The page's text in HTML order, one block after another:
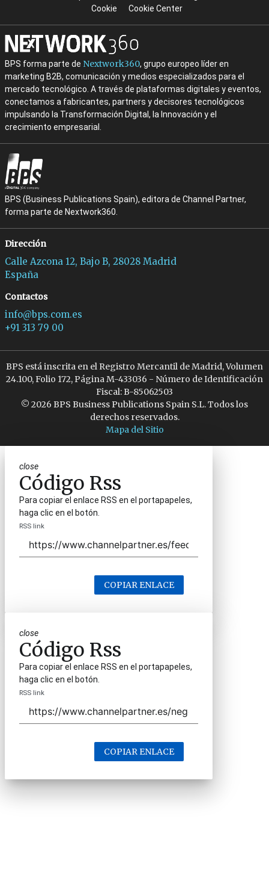
Cookie
Cookie Center
BPS forma parte de Nextwork360, grupo europeo líder en
marketing B2B, comunicación y medios especializados para el
mercado tecnológico. A través de plataformas digitales y eventos,
conectamos a fabricantes, partners y decisores tecnológicos
impulsando la Transformación Digital, la Innovación y el
crecimiento empresarial.
BPS (Business Publications Spain), editora de Channel Partner,
forma parte de Nextwork360.
Dirección
Calle Azcona 12, Bajo B, 28028 Madrid
España
Contactos
info@bps.com.es
+91 313 79 00
BPS está inscrita en el Registro Mercantil de Madrid, Volumen
24.100, Folio 172, Página M-433036 - Número de Identificación
Fiscal: B-85062503
© 2026 BPS Business Publications Spain S.L. Todos los
derechos reservados.
Mapa del Sitio
close
Código Rss
Para copiar el enlace RSS en el portapapeles,
haga clic en el botón.
RSS link
COPIAR ENLACE
close
Código Rss
Para copiar el enlace RSS en el portapapeles,
haga clic en el botón.
RSS link
COPIAR ENLACE